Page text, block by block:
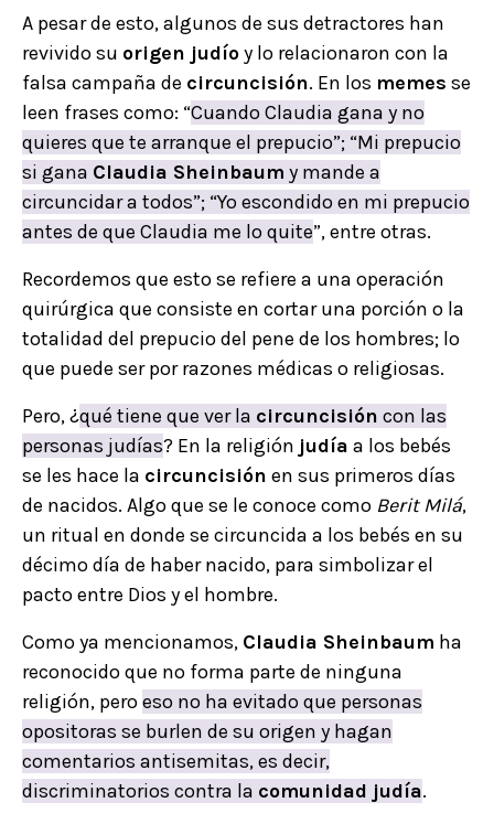
A pesar de esto, algunos de sus detractores han
revivido su origen judíoy lo relacionaron con la
falsa campaña de circuncisión. En los memes se
leen frases como: “Cuando Claudia gana y no
quieres que te arranque el prepucio”; “Mi prepucio
si gana Claudia Sheinbaum y mande a
circuncidar a todos”; “Yo escondido en mi prepucio
antes de que Claudia me lo quite”, entre otras.
Recordemos que esto se refiere a una operación
quirúrgica que consiste en cortar una porción o la
totalidad del prepucio del pene de los hombres; lo
que puede ser por razones médicas o religiosas.
Pero, ¿qué tiene que ver la circuncisión con las
personas judías? En la religión judía a los bebés
se les hace la circuncisión en sus primeros días
de nacidos. Algo que se le conoce como Berit Milá,
un ritual en donde se circuncida a los bebés en su
décimo día de haber nacido, para simbolizar el
pacto entre Dios y el hombre.
Como ya mencionamos, Claudia Sheinbaum ha
reconocido que no forma parte de ninguna
religión, peroeso no ha evitado que personas
opositoras se burlen de su origen y hagan
comentarios antisemitas, es decir,
discriminatorios contra la comunidad judía.